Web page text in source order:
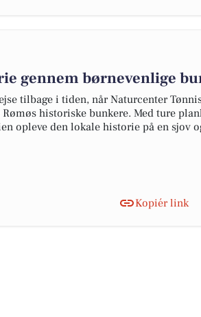
gennem børnevenlige
tilbage i tiden, når Naturcenter
historiske bunkere. Med ture
opleve den lokale historie på en sjov
Kopiér link